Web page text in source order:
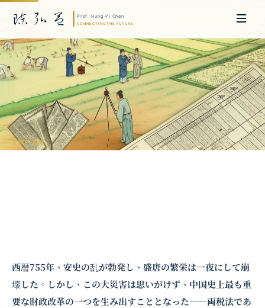
学際的省察
西暦755年、安史の乱が勃発し、盛唐の繁栄は一夜にして崩
壊した。しかし、この大災害は思いがけず、中国史上最も重
要な財政改革の一つを生み出すこととなった――両税法であ